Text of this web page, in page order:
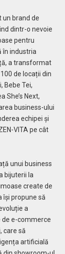
un brand de
dintr-o nevoie
pentru
în industria
a transformat
de locații din
Bebe Tei,
She’s Next,
business-ului
echipei și
VITA pe cât
unui business
bijuterii la
create de
își propune să
a
de e-commerce
care să
artificială